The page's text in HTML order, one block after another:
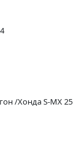
/Хонда S-MX 25